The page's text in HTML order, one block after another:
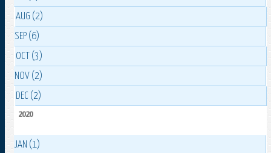
AUG (2)
SEP (6)
OCT (3)
NOV (2)
DEC (2)
2020
JAN (1)